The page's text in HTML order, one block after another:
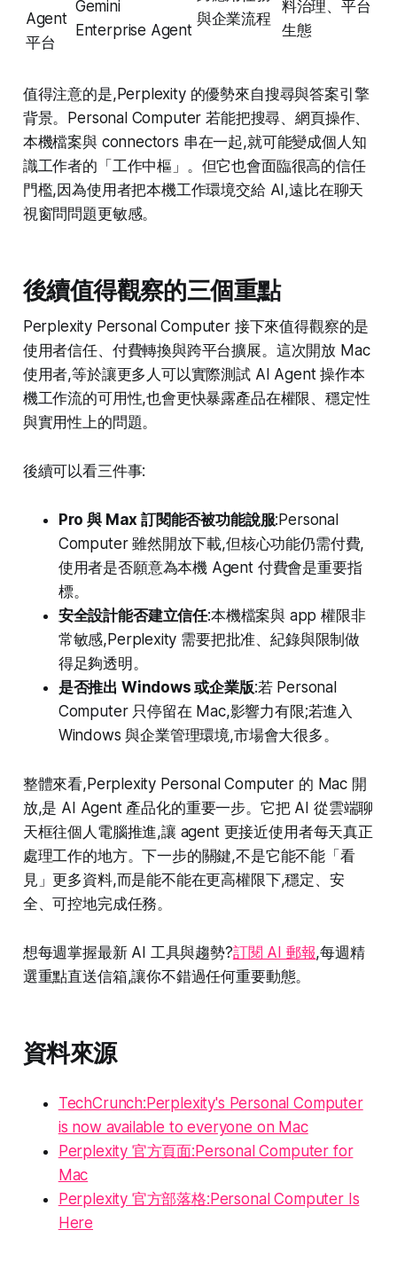
Agent
平台
Gemini
Enterprise Agent
與企業流程
料治理、平台
生態
值得注意的是,Perplexity 的優勢來自搜尋與答案引擎
背景。Personal Computer 若能把搜尋、網頁操作、
本機檔案與 connectors 串在一起,就可能變成個人知
識工作者的「工作中樞」。但它也會面臨很高的信任
門檻,因為使用者把本機工作環境交給 AI,遠比在聊天
視窗問問題更敏感。
後續值得觀察的三個重點
Perplexity Personal Computer 接下來值得觀察的是
使用者信任、付費轉換與跨平台擴展。這次開放 Mac
使用者,等於讓更多人可以實際測試 AI Agent 操作本
機工作流的可用性,也會更快暴露產品在權限、穩定性
與實用性上的問題。
後續可以看三件事:
Pro 與 Max 訂閱能否被功能說服:Personal
Computer 雖然開放下載,但核心功能仍需付費,
使用者是否願意為本機 Agent 付費會是重要指
標。
安全設計能否建立信任:本機檔案與 app 權限非
常敏感,Perplexity 需要把批准、紀錄與限制做
得足夠透明。
是否推出 Windows 或企業版:若 Personal
Computer 只停留在 Mac,影響力有限;若進入
Windows 與企業管理環境,市場會大很多。
整體來看,Perplexity Personal Computer 的 Mac 開
放,是 AI Agent 產品化的重要一步。它把 AI 從雲端聊
天框往個人電腦推進,讓 agent 更接近使用者每天真正
處理工作的地方。下一步的關鍵,不是它能不能「看
見」更多資料,而是能不能在更高權限下,穩定、安
全、可控地完成任務。
想每週掌握最新 AI 工具與趨勢?訂閱 AI 郵報,每週精
選重點直送信箱,讓你不錯過任何重要動態。
資料來源
TechCrunch:Perplexity's Personal Computer
is now available to everyone on Mac
Perplexity 官方頁面:Personal Computer for
Mac
Perplexity 官方部落格:Personal Computer Is
Here